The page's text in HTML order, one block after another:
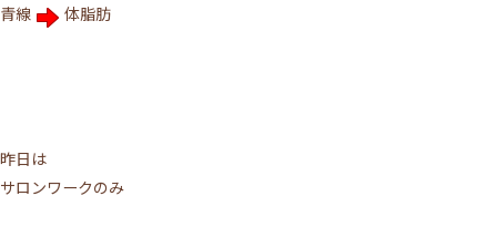
青線 体脂肪
昨日は
サロンワークのみ